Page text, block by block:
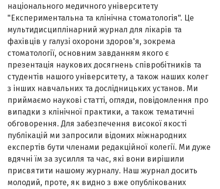
національного медичного університету
"Експериментальна та клінічна стоматологія". Це
мультидисциплінарний журнал для лікарів та
фахівців у галузі охорони здоров'я, зокрема
стоматології, основним завданням якого є
презентація наукових досягнень співробітників та
студентів нашого університету, а також наших колег
з інших навчальних та дослідницьких установ. Ми
приймаємо наукові статті, огляди, повідомлення про
випадки з клінічної практики, а також тематичні
обговорення. Для забезпечення високої якості
публікацій ми запросили відомих міжнародних
експертів бути членами редакційної колегії. Ми дуже
вдячні їм за зусилля та час, які вони вирішили
присвятити нашому журналу. Наш журнал досить
молодий, проте, як видно з вже опублікованих